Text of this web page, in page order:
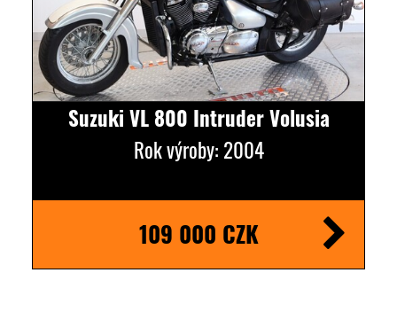
Suzuki VL 800 Intruder Volusia
Rok výroby: 2004
109 000 CZK